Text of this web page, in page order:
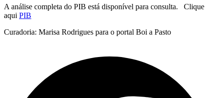
A análise completa do PIB está disponível para consulta. Clique
aqui PIB
Curadoria: Marisa Rodrigues para o portal Boi a Pasto